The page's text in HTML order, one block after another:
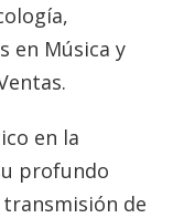
en Música y
en la
profundo
de